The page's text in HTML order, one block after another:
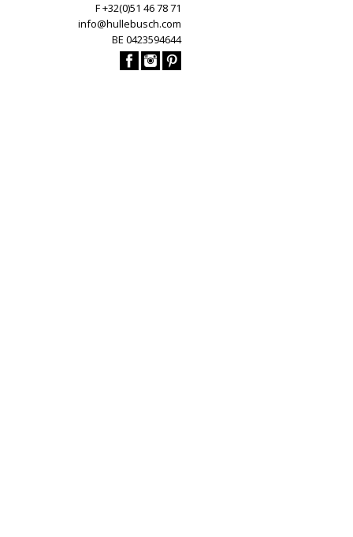
F +32(0)51 46 78 71
info@hullebusch.com
BE 0423594644